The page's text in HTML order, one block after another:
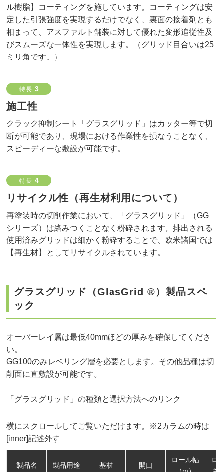
ル樹脂】コーティングを施しています。コーティングは安
定した引張強度を実現するだけでなく、裏面の接着剤とも
相まって、アスファルト舗装に対して優れた変形追従性及
びスムーズな一体性を実現します。（グリッド目合いは25
ミリ角です。）
特長 3
施工性
クラック抑制シート「グラスグリッド」はカッター等で切
断が可能であり、現場における作業性を損なうことなく、
スピーディーな敷設が可能です。
特長 4
リサイクル性（再生材利用について）
再塗装時の切削作業において、「グラスグリッド」（GG
シリーズ）は絡みつくことなく粉砕されます。排出される
使用済みグリッドは細かく粉砕することで、欧米諸国では
【再生材】としてリサイクルされています。
グラスグリッド（GlasGrid ®）製品スペ
ック
オーバーレイ層は最低40mmほどの厚みを確保してくださ
い。
GG100のみレベリング層を必要とします。その他品種は切
削面に直敷設が可能です。
「グラスグリッド」の種類と選択方法へのリンク
横にスクロールしてご覧いただけます。※2カラムの時は
[inner]記述外す
製品名 製品用途 基材 開口
ロール幅
ロ